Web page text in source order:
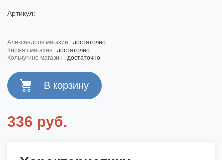
Артикул:
александров магазин : достаточно
киржач магазин : достаточно
кольчугино магазин : достаточно
336 руб.